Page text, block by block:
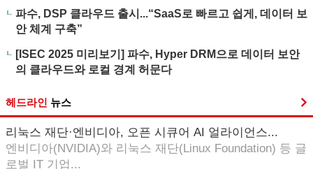
파수, DSP 클라우드 출시...“SaaS로 빠르고 쉽게, 데이터 보
안 체계 구축”
[ISEC 2025 미리보기] 파수, Hyper DRM으로 데이터 보안
의 클라우드와 로컬 경계 허문다
헤드라인 뉴스
리눅스 재단·엔비디아, 오픈 시큐어 AI 얼라이언스...
엔비디아(NVIDIA)와 리눅스 재단(Linux Foundation) 등 글
로벌 IT 기업...